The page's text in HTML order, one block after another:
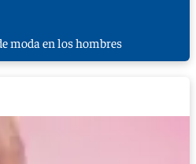
moda en los hombres